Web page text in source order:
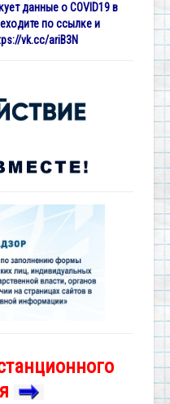
данные о COVID19 в
по ссылке и
vk.cc/ariB3N